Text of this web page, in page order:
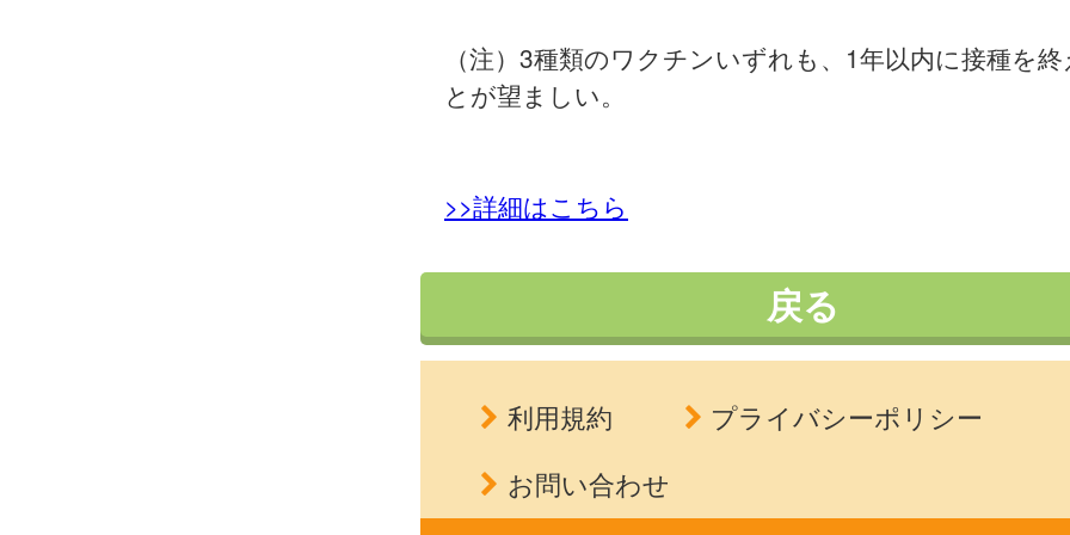
（注）3種類のワクチンいずれも、1年以内に接種を
とが望ましい。
>>詳細はこちら
戻る
利用規約
プライバシーポリシー
お問い合わせ